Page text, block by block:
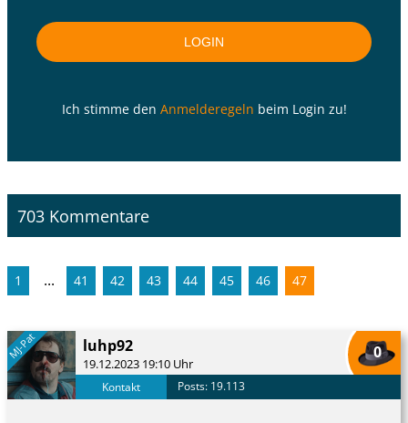
Ich stimme den Anmelderegeln beim Login zu!
703 Kommentare
1 ... 41 42 43 44 45 46 47
MJ-Pat luhp92
19.12.2023 19:10 Uhr
0
Kontakt Posts: 19.113